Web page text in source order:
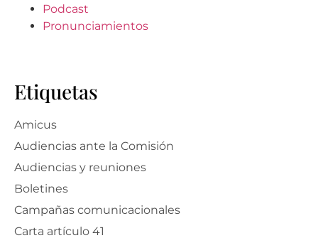
Podcast
Pronunciamientos
Etiquetas
Amicus
Audiencias ante la Comisión
Audiencias y reuniones
Boletines
Campañas comunicacionales
Carta artículo 41